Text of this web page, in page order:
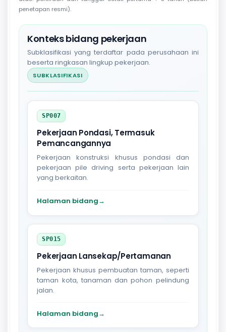
penetapan resmi).
Konteks bidang pekerjaan
Subklasifikasi yang terdaftar pada perusahaan ini
beserta ringkasan lingkup pekerjaan.
SUBKLASIFIKASI
SP007
Pekerjaan Pondasi, Termasuk
Pemancangannya
Pekerjaan konstruksi khusus pondasi dan
pekerjaan pile driving serta pekerjaan lain
yang berkaitan.
Halaman bidang→
SP015
Pekerjaan Lansekap/Pertamanan
Pekerjaan khusus pembuatan taman, seperti
taman kota, tanaman dan pohon pelindung
jalan.
Halaman bidang→